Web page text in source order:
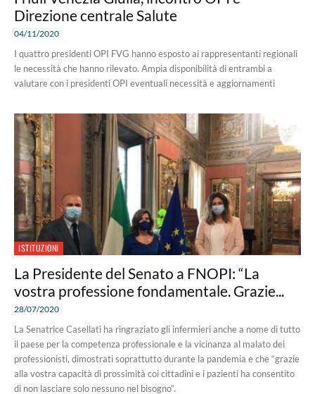
Direzione centrale Salute
04/11/2020
I quattro presidenti OPI FVG hanno esposto ai rappresentanti regionali
le necessità che hanno rilevato. Ampia disponibilità di entrambi a
valutare con i presidenti OPI eventuali necessità e aggiornamenti
ISTITUZIONI
La Presidente del Senato a FNOPI: “La
vostra professione fondamentale. Grazie...
28/07/2020
La Senatrice Casellati ha ringraziato gli infermieri anche a nome di tutto
il paese per la competenza professionale e la vicinanza al malato dei
professionisti, dimostrati soprattutto durante la pandemia e che “grazie
alla vostra capacità di prossimità coi cittadini e i pazienti ha consentito
di non lasciare solo nessuno nel bisogno”.